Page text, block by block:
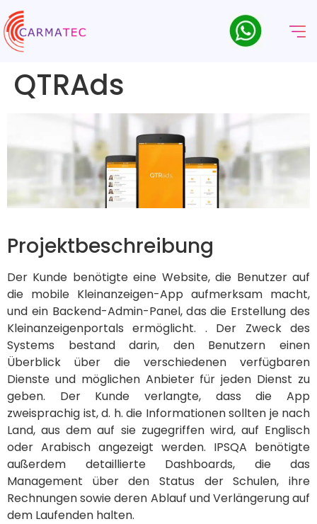
QTRAds
Projektbeschreibung
Der Kunde benötigte eine Website, die Benutzer auf
die mobile Kleinanzeigen-App aufmerksam macht,
und ein Backend-Admin-Panel, das die Erstellung des
Kleinanzeigenportals ermöglicht. . Der Zweck des
Systems bestand darin, den Benutzern einen
Überblick über die verschiedenen verfügbaren
Dienste und möglichen Anbieter für jeden Dienst zu
geben. Der Kunde verlangte, dass die App
zweisprachig ist, d. h. die Informationen sollten je nach
Land, aus dem auf sie zugegriffen wird, auf Englisch
oder Arabisch angezeigt werden. IPSQA benötigte
außerdem detaillierte Dashboards, die das
Management über den Status der Schulen, ihre
Rechnungen sowie deren Ablauf und Verlängerung auf
dem Laufenden halten.